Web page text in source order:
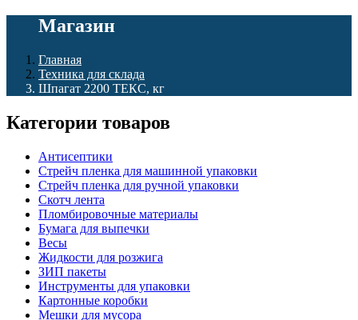
Магазин
Главная
Техника для склада
Шпагат 2200 ТЕКС, кг
Категории товаров
Антисептики
Стрейч пленка для машинной упаковки
Стрейч пленка для ручной упаковки
Скотч лента
Пломбировочные материалы
Бумага для выпечки
Весы
Жидкости для розжига
ЗИП пакеты
Инструменты для упаковки
Картонные коробки
Мешки для мусора